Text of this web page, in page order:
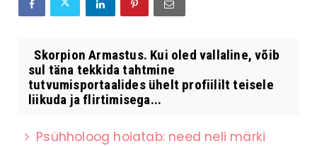
Skorpion Armastus. Kui oled vallaline, võib
sul täna tekkida tahtmine
tutvumisportaalides ühelt profiililt teisele
liikuda ja flirtimisega...
Psühholoog hoiatab: need neli märki